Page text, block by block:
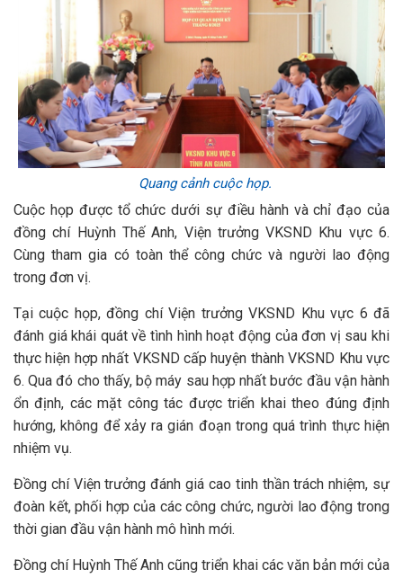
Quang cảnh cuộc họp.
Cuộc họp được tổ chức dưới sự điều hành và chỉ đạo của
đồng chí Huỳnh Thế Anh, Viện trưởng VKSND Khu vực 6.
Cùng tham gia có toàn thể công chức và người lao động
trong đơn vị.
Tại cuộc họp, đồng chí Viện trưởng VKSND Khu vực 6 đã
đánh giá khái quát về tình hình hoạt động của đơn vị sau khi
thực hiện hợp nhất VKSND cấp huyện thành VKSND Khu vực
6. Qua đó cho thấy, bộ máy sau hợp nhất bước đầu vận hành
ổn định, các mặt công tác được triển khai theo đúng định
hướng, không để xảy ra gián đoạn trong quá trình thực hiện
nhiệm vụ.
Đồng chí Viện trưởng đánh giá cao tinh thần trách nhiệm, sự
đoàn kết, phối hợp của các công chức, người lao động trong
thời gian đầu vận hành mô hình mới.
Đồng chí Huỳnh Thế Anh cũng triển khai các văn bản mới của